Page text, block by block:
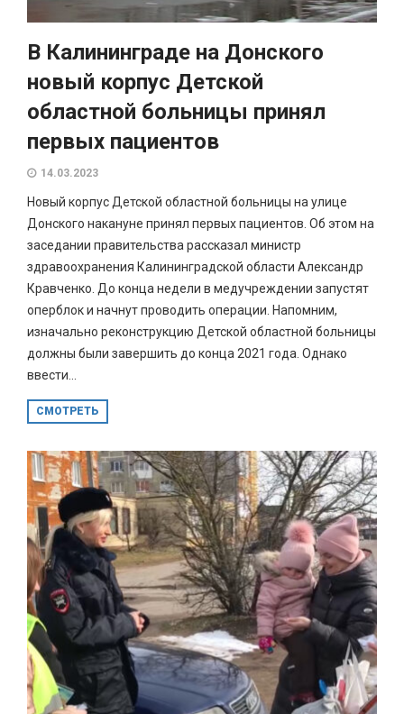
В Калининграде на Донского
новый корпус Детской
областной больницы принял
первых пациентов
14.03.2023
Новый корпус Детской областной больницы на улице
Донского накануне принял первых пациентов. Об этом на
заседании правительства рассказал министр
здравоохранения Калининградской области Александр
Кравченко. До конца недели в медучреждении запустят
оперблок и начнут проводить операции. Напомним,
изначально реконструкцию Детской областной больницы
должны были завершить до конца 2021 года. Однако
ввести...
СМОТРЕТЬ